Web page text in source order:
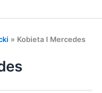
» Kobieta I Mercedes